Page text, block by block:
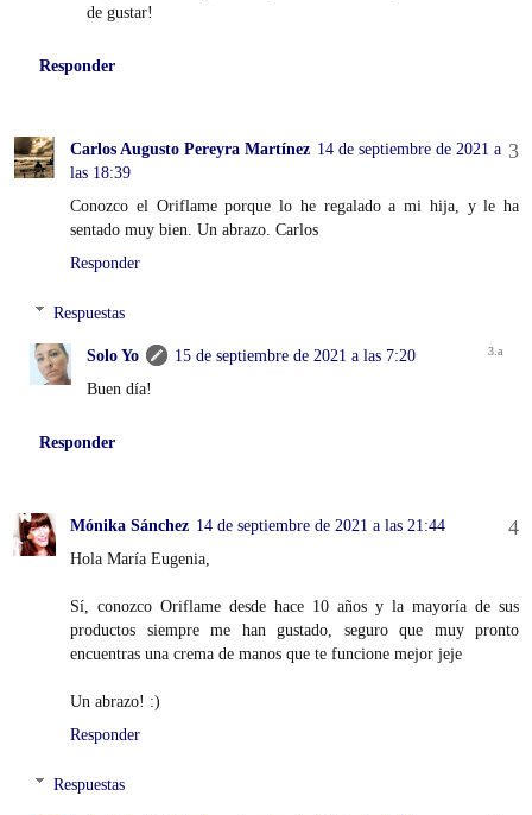
de gustar!
Responder
Carlos Augusto Pereyra Martínez 14 de septiembre de 2021 a
las 18:39
Conozco el Oriflame porque lo he regalado a mi hija, y le ha
sentado muy bien. Un abrazo. Carlos
Responder
Respuestas
Solo Yo
15 de septiembre de 2021 a las 7:20
Buen día!
Responder
Mónika Sánchez 14 de septiembre de 2021 a las 21:44
Hola María Eugenia,
Sí, conozco Oriflame desde hace 10 años y la mayoría de sus
productos siempre me han gustado, seguro que muy pronto
encuentras una crema de manos que te funcione mejor jeje
Un abrazo! :)
Responder
Respuestas